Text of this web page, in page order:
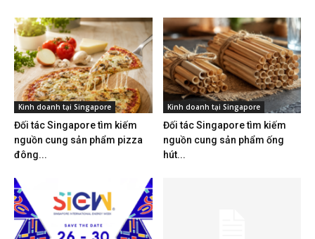
Kinh doanh tại Singapore
Đối tác Singapore tìm kiếm
nguồn cung sản phẩm pizza
đông...
Kinh doanh tại Singapore
Đối tác Singapore tìm kiếm
nguồn cung sản phẩm ống
hút...